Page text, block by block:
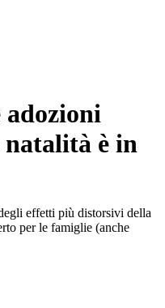
adozioni
è in
effetti più distorsivi della
per le famiglie (anche